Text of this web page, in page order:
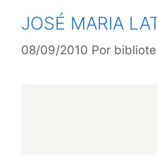
JOSÉ MARIA
08/09/2010 Por